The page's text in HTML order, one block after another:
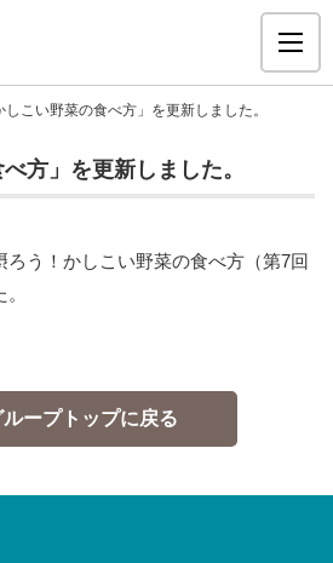
しこい野菜の食べ方」を更新しました。
方」を更新しました。
ろう！かしこい野菜の食べ方（第7回
ープトップに戻る